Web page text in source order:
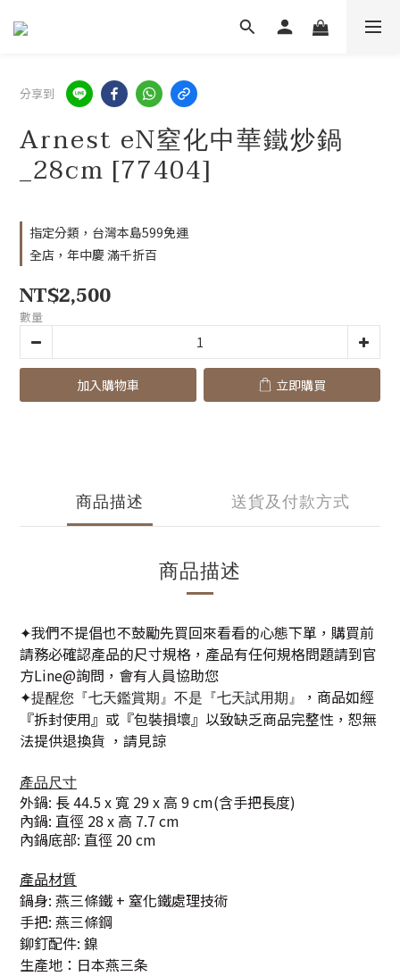
分享到
Arnest eN窒化中華鐵炒鍋
_28cm [77404]
指定分類，台灣本島599免運
全店，年中慶 滿千折百
NT$2,500
數量
加入購物車 立即購買
商品描述 送貨及付款方式
商品描述
✦我們不提倡也不鼓勵先買回來看看的心態下單，購買前
請務必確認產品的尺寸規格，產品有任何規格問題請到官
方Line@詢問，會有人員協助您
✦提醒您『七天鑑賞期』不是『七天試用期』
，商品如經
『拆封使用』或『包裝損壞』以致缺乏商品完整性，恕無
法提供退換貨 ，請見諒
產品尺寸
外鍋: 長 44.5 x 寬 29 x 高 9 cm(含手把長度)
內鍋: 直徑 28 x 高 7.7 cm
內鍋底部: 直徑 20 cm
產品材質
鍋身: 燕三條鐵 + 窒化鐵處理技術
手把: 燕三條鋼
鉚釘配件: 鎳
生產地：日本燕三条